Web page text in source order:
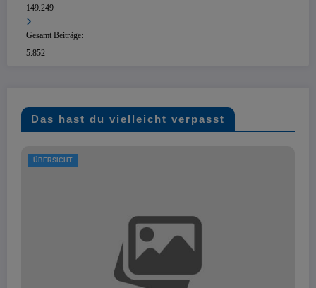
149.249
Gesamt Beiträge:
5.852
Das hast du vielleicht verpasst